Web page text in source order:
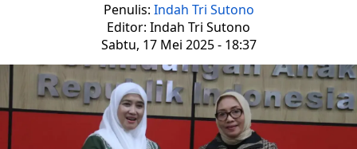
Penulis: Indah Tri Sutono
Editor: Indah Tri Sutono
Sabtu, 17 Mei 2025 - 18:37